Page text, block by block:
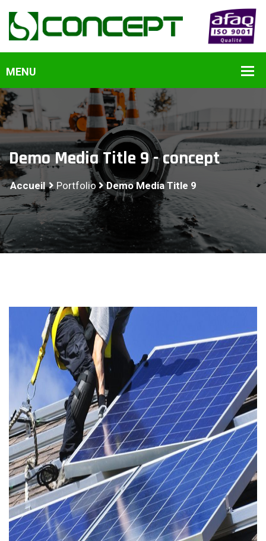
Demo Media Title 9 - concept
Accueil Portfolio Demo Media Title 9